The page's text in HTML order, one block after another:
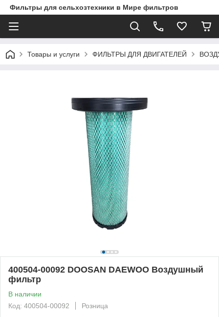
Фильтры для сельхозтехники в Мире фильтров
Товары и услуги ФИЛЬТРЫ ДЛЯ ДВИГАТЕЛЕЙ
400504-00092 DOOSAN DAEWOO Воздушный
фильтр
В наличии
Код: 400504-00092
Розница